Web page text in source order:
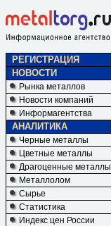
РЕГИСТРАЦИЯ
НОВОСТИ
Рынка металлов
Новости компаний
Информагентства
АНАЛИТИКА
Черные металлы
Цветные металлы
Драгоценные металлы
Металлолом
Сырье
Статистика
Индекс цен России